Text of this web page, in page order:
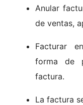
Anular
de ventas,
Facturar
forma de
factura.
La factura